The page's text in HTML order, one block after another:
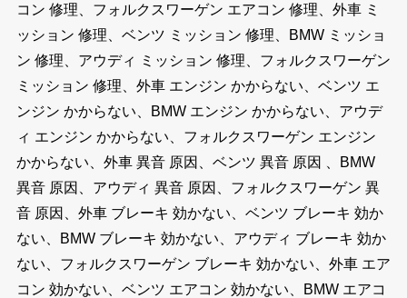
コン 修理、フォルクスワーゲン エアコン 修理、外車 ミ
ッション 修理、ベンツ ミッション 修理、BMW ミッショ
ン 修理、アウディ ミッション 修理、フォルクスワーゲン
ミッション 修理、外車 エンジン かからない、ベンツ エ
ンジン かからない、BMW エンジン かからない、アウデ
ィ エンジン かからない、フォルクスワーゲン エンジン
かからない、外車 異音 原因、ベンツ 異音 原因 、BMW
異音 原因、アウディ 異音 原因、フォルクスワーゲン 異
音 原因、外車 ブレーキ 効かない、ベンツ ブレーキ 効か
ない、BMW ブレーキ 効かない、アウディ ブレーキ 効か
ない、フォルクスワーゲン ブレーキ 効かない、外車 エア
コン 効かない、ベンツ エアコン 効かない、BMW エアコ